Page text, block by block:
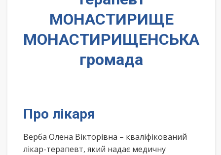
МОНАСТИРИЩЕ
МОНАСТИРИЩЕНСЬКА
громада
Про лікаря
Верба Олена Вікторівна – кваліфікований
лікар-терапевт, який надає медичну